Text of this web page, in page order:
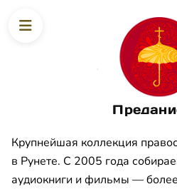
Крупнейшая коллекция
в Рунете. С 2005 года
аудиокниги и фильмы —